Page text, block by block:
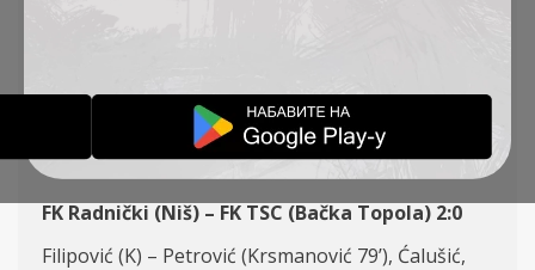
14-05-2022
FK Radnički (Niš) – FK TSC (Bačka Topola) 2:0
Filipović (K) – Petrović (Krsmanović 79’), Ćalušić,